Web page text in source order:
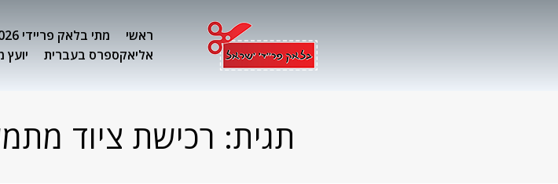
ראשי מתי בלאק פריידי 2026?
אליאקספרס בעברית
תגית: רכישת ציוד